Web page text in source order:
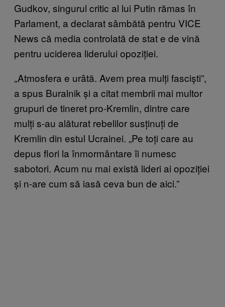
Gudkov, singurul critic al lui Putin rămas în
Parlament, a declarat sâmbătă pentru VICE
News că media controlată de stat e de vină
pentru uciderea liderului opoziției.
„Atmosfera e urâtă. Avem prea mulți fasciști”,
a spus Buralnik și a citat membrii mai multor
grupuri de tineret pro-Kremlin, dintre care
mulți s-au alăturat rebelilor susținuți de
Kremlin din estul Ucrainei. „Pe toți care au
depus flori la înmormântare îi numesc
sabotori. Acum nu mai există lideri ai opoziției
și n-are cum să iasă ceva bun de aici.”